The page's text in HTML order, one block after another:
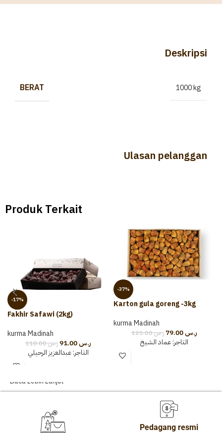
Deskripsi
BERAT 1000 kg
Ulasan pelanggan
Produk Terkait
-17%
Fakhir Safawi (2kg)
kurma Madinah
ر.س110.00 ر.س91.00
التاجر:عبدالعزيز الرحيلي
-37%
Karton gula goreng -3kg
kurma Madinah
ر.س125.00 ر.س79.00
التاجر:عماد الشيخ
Baca Lebih Lanjut
Pedagang resmi